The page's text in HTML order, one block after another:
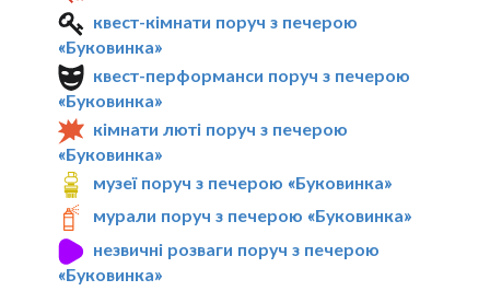
квест-кімнати поруч з печерою
«Буковинка»
квест-перформанси поруч з печерою
«Буковинка»
кімнати люті поруч з печерою
«Буковинка»
музеї поруч з печерою «Буковинка»
мурали поруч з печерою «Буковинка»
незвичні розваги поруч з печерою
«Буковинка»